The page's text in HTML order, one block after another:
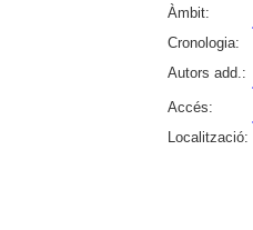
Àmbit:
Cronologia:
Autors add.:
Accés:
Localització: